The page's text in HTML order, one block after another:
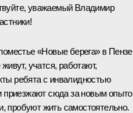
уважаемый Владимир
«Новые берега» в
учатся, работают,
ребята с инвалидностью
приезжают сюда за новым
пробуют жить самостоятельно.